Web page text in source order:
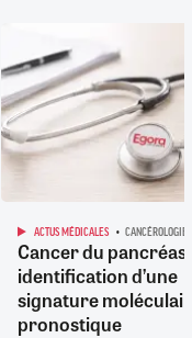
ACTUS MÉDICALES CANCÉROLOGIE
Cancer du pancréas
identification d’une
signature
pronostique